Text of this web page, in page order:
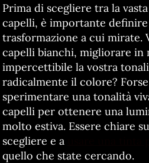
Prima di scegliere tra la
capelli, è importante
trasformazione a cui
capelli bianchi, migliorare in
impercettibile la vostra
radicalmente il colore?
sperimentare una tonalità
capelli per ottenere una
molto estiva. Essere chiare
scegliere e a
quello che state cercando.